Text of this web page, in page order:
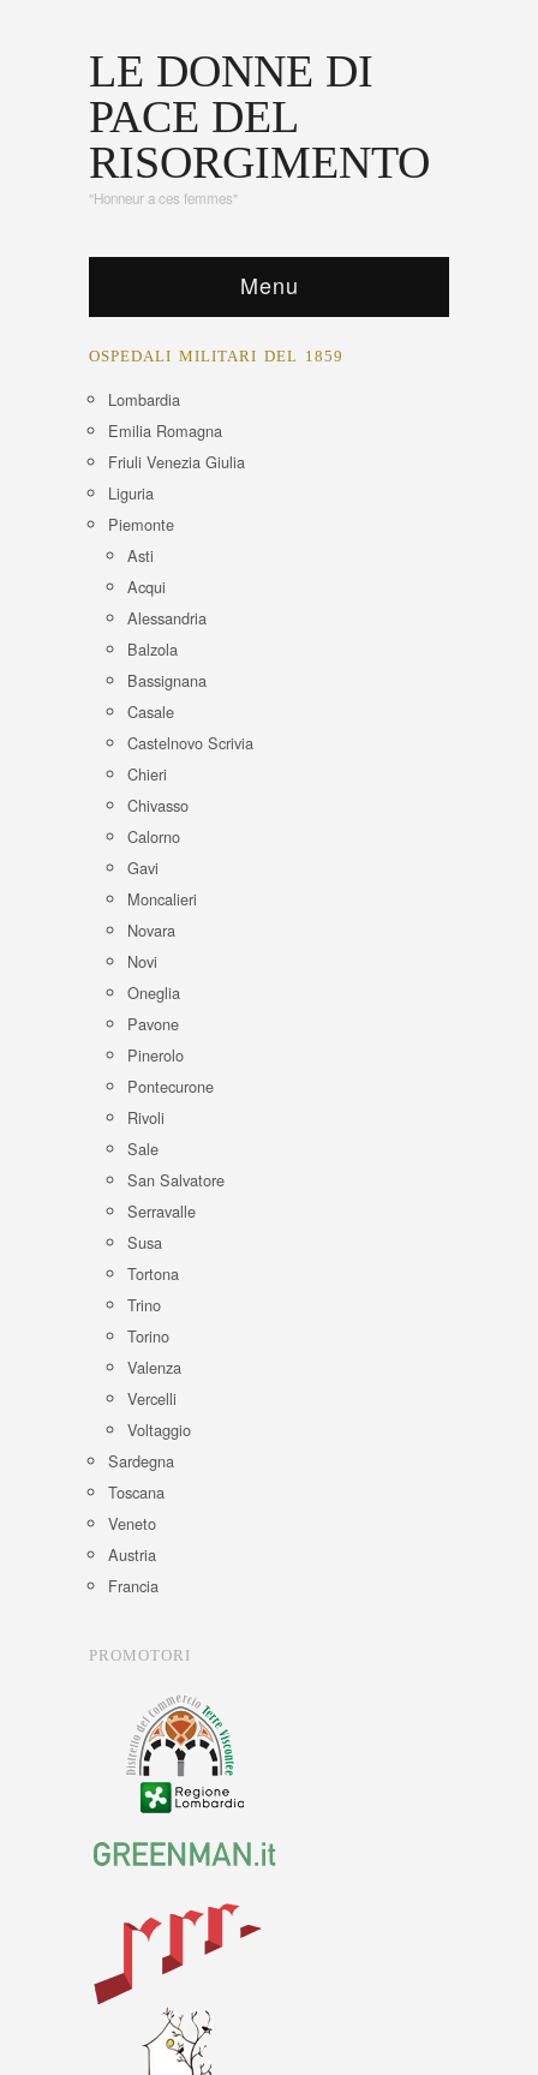
LE DONNE DI
PACE DEL
RISORGIMENTO
"Honneur a ces femmes"
Menu
OSPEDALI MILITARI DEL 1859
Lombardia
Emilia Romagna
Friuli Venezia Giulia
Liguria
Piemonte
Asti
Acqui
Alessandria
Balzola
Bassignana
Casale
Castelnovo Scrivia
Chieri
Chivasso
Calorno
Gavi
Moncalieri
Novara
Novi
Oneglia
Pavone
Pinerolo
Pontecurone
Rivoli
Sale
San Salvatore
Serravalle
Susa
Tortona
Trino
Torino
Valenza
Vercelli
Voltaggio
Sardegna
Toscana
Veneto
Austria
Francia
PROMOTORI